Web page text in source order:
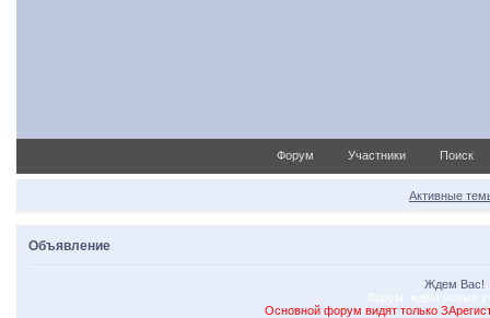
Форум Участники Поиск
Активные
Объявление
Ждем Вас!
Основной форум видят только